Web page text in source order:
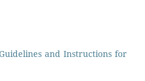
and Instructions for